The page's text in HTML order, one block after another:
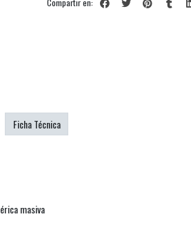
masiva
Ficha Técnica